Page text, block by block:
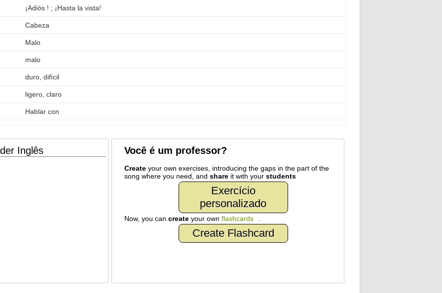
¡Adiós ! ; ¡Hasta la vista!
Cabeza
Malo
malo
duro, difícil
ligero, claro
Hablar con
Inglês Você é um professor?
Createyour own exercises, introducing the gaps in the part of the
song where you need, and shareit with your students
Exercício
personalizado
Now, you can createyour own flashcards
Create Flashcard